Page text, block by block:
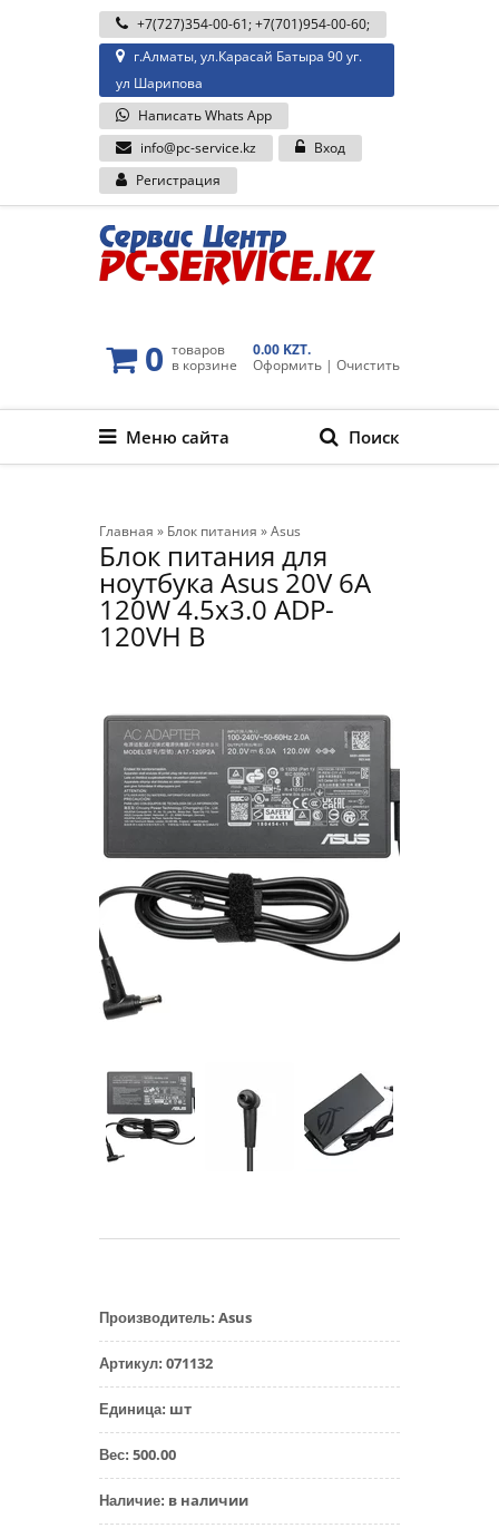
+7(727)354-00-61;+7(701)954-00-60;
г.Алматы, ул.Карасай Батыра 90 уг.
ул Шарипова
Написать Whats App
info@pc-service.kz
Вход
Регистрация
0 товаров
в корзине
0.00 KZT.
Оформить | Очистить
Меню сайта Поиск
Главная » Блок питания »Asus
Блок питания для
ноутбука Asus 20V 6A
120W 4.5x3.0 ADP-
120VH B
Производитель: Asus
Артикул: 071132
Единица: шт
Вес: 500.00
Наличие: в наличии